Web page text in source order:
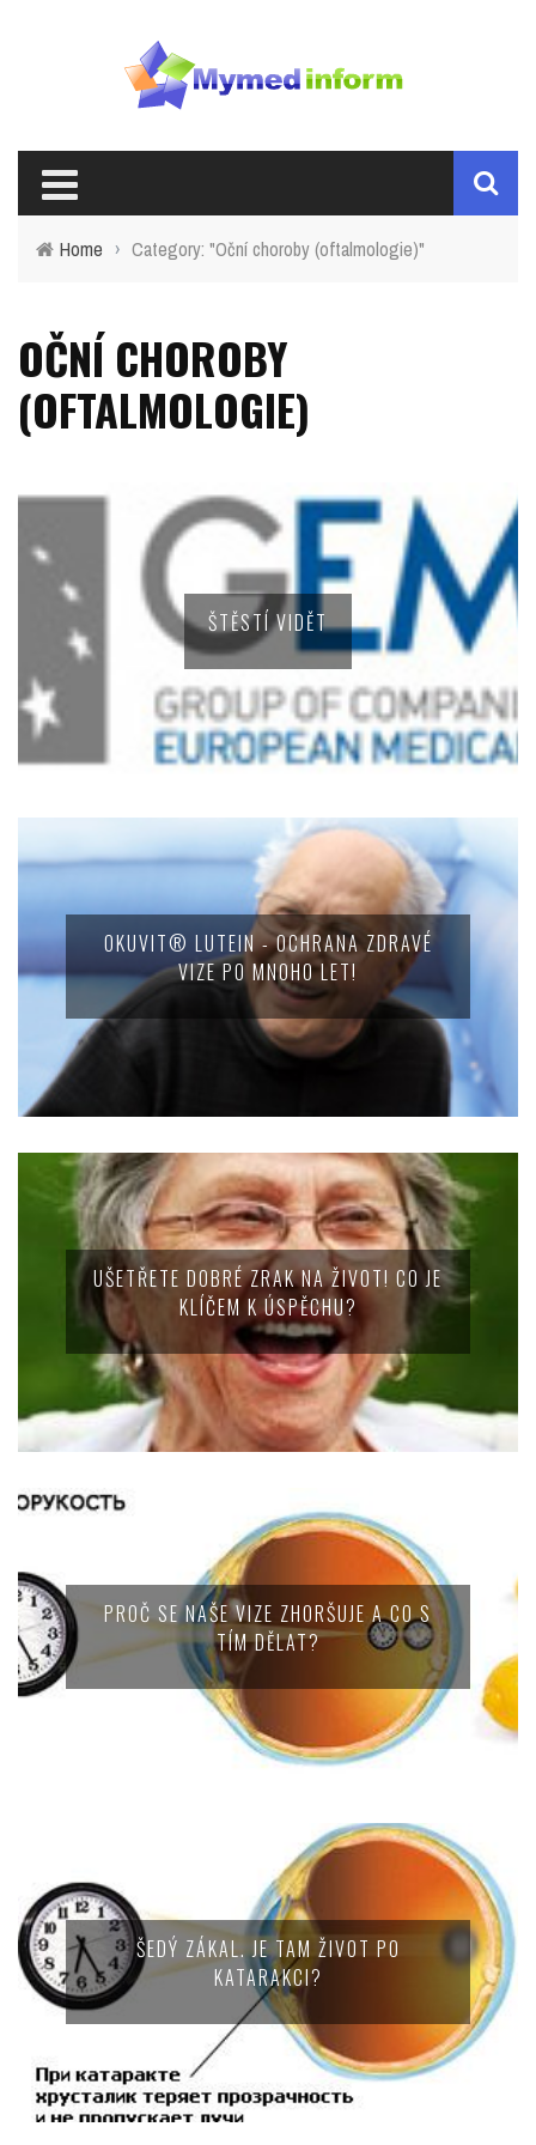
Home › Category: "Oční choroby (oftalmologie)"
OČNÍ CHOROBY
(OFTALMOLOGIE)
ŠTĚSTÍ VIDĚT
OKUVIT® LUTEIN - OCHRANA ZDRAVÉ
VIZE PO MNOHO LET!
UŠETŘETE DOBRÉ ZRAK NA ŽIVOT! CO JE
KLÍČEM K ÚSPĚCHU?
PROČ SE NAŠE VIZE ZHORŠUJE A CO S
TÍM DĚLAT?
ŠEDÝ ZÁKAL. JE TAM ŽIVOT PO
KATARAKCI?